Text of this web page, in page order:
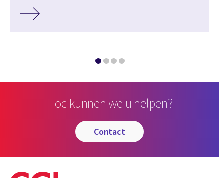
Hoe kunnen we u helpen?
contact